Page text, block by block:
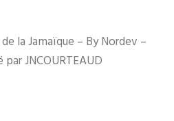
la Jamaïque – By Nordev –
JNCOURTEAUD